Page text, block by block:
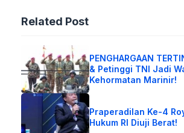
Related Post
PENGHARGAAN
& Petinggi TNI Jadi
Kehormatan Marinir!
Praperadilan Ke-4
Hukum RI Diuji Berat!